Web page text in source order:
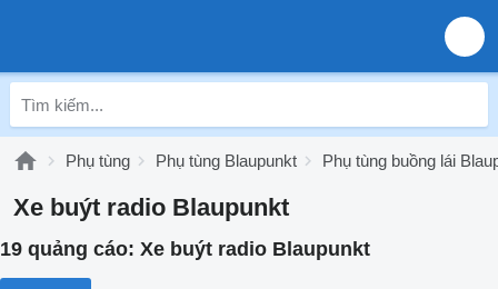
Phụ tùng Phụ tùng Blaupunkt Phụ tùng buồng lái
Xe buýt radio Blaupunkt
19 quảng cáo: Xe buýt radio Blaupunkt